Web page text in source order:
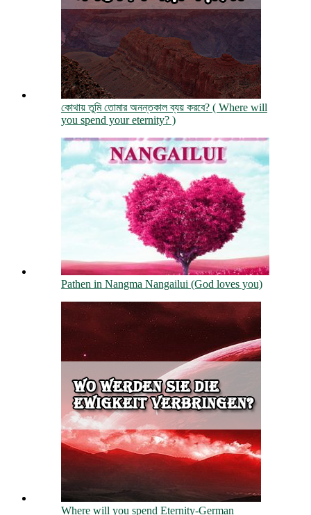
কোথায় তুমি তোমার অনন্তকাল ব্যয় করবে? ( Where will
you spend your eternity? )
Pathen in Nangma Nangailui (God loves you)
Where will you spend Eternity-German